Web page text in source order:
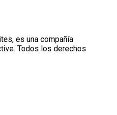
es una compañía
Todos los derechos